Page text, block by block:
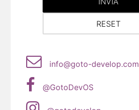
info@goto-develop.com
@GotoDevOS